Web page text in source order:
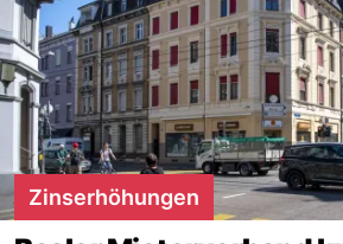
Zinserhöhungen